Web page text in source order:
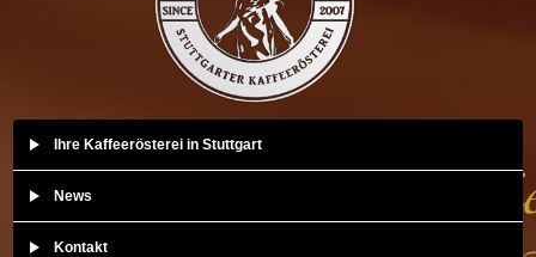
Ihre Kaffeerösterei in Stuttgart
News
Kontakt